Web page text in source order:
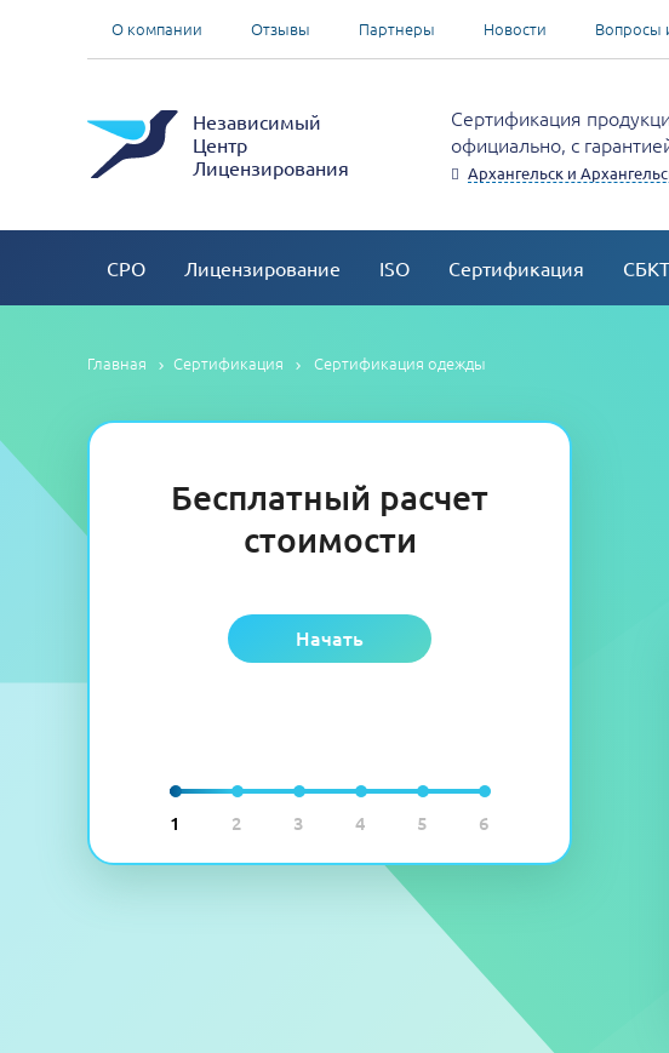
О компании Отзывы Партнеры Новости Вопросы
Независимый
Центр
Лицензирования
Сертификация
официально, с
Архангельск и
СРО Лицензирование ISO Сертификация
Главная Сертификация Сертификация одежды
1 2 3 4 5 6
Бесплатный расчет
стоимости
Начать